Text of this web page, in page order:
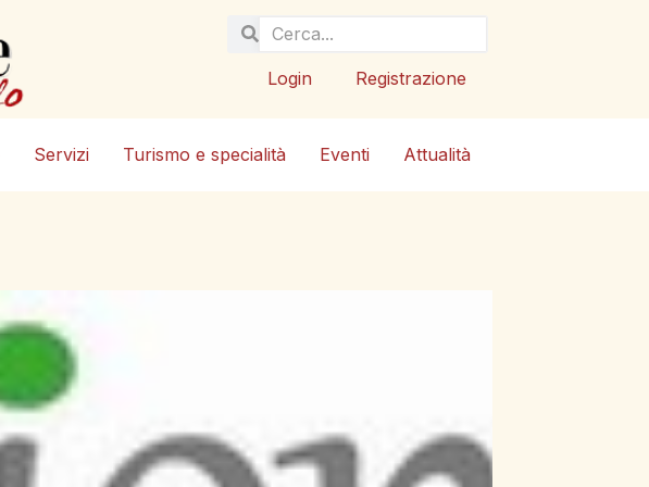
Login Registrazione
Servizi Turismo e specialità Eventi Attualità